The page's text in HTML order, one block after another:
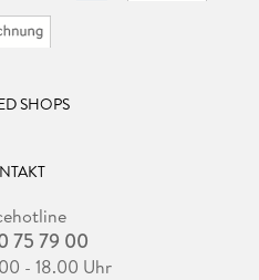
SHOPS
75 79 00
- 18.00 Uhr